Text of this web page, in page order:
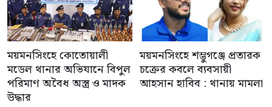
ময়মনসিংহে কোতোয়ালী
মডেল থানার অভিযানে বিপুল
পরিমাণ অবৈধ অস্ত্র ও মাদক
উদ্ধার
ময়মনসিংহে শম্ভুগঞ্জে প্রতারক
চক্রের কবলে ব্যবসায়ী
আহসান হাবিব : থানায় মামলা